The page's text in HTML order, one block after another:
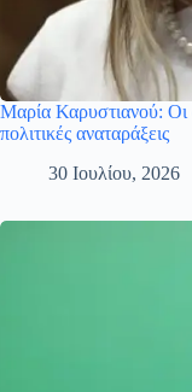
Μαρία Καρυστιανού: Οι
πολιτικές αναταράξεις
30 Ιουλίου, 2026